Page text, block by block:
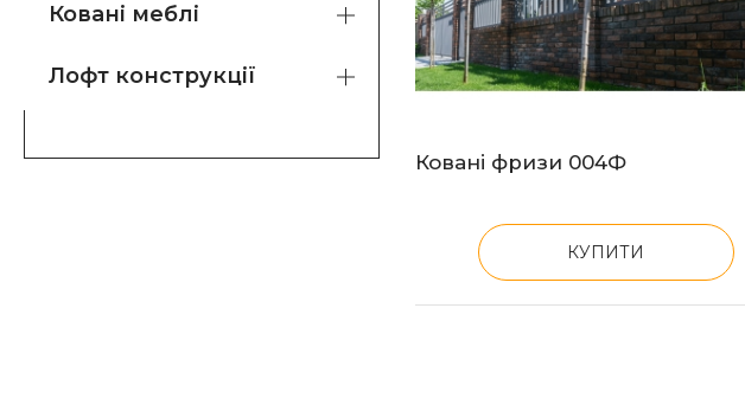
Ковані меблі
Лофт конструкції
Ковані фризи 004Ф
КУПИТИ